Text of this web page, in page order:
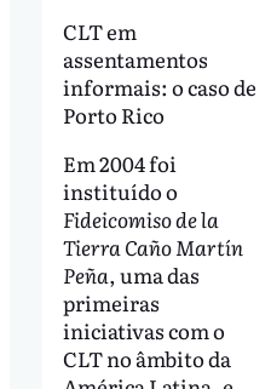
CLT em
assentamentos
informais: o caso de
Porto Rico
Em 2004 foi
instituído o
Fideicomiso de la
Tierra Caño Martín
Peña, uma das
primeiras
iniciativas com o
CLT no âmbito da